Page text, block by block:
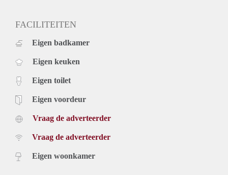
FACILITEITEN
Eigen badkamer
Eigen keuken
Eigen toilet
Eigen voordeur
Vraag de adverteerder
Vraag de adverteerder
Eigen woonkamer